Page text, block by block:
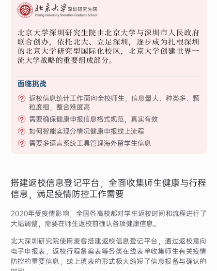
北京大学深圳研究生院由北京大学与深圳市人民政府
联合创办，依托北大、立足深圳，逐步成为扎根深圳
的北京大学研究型国际化校区，北京大学创建世界一
流大学战略的重要组成部分。
面临挑战
返校信息统计工作面向全校师生，信息量大、种类多、颗
粒度细，整合难度高
需要确保健康申报信息格式规范，真实有效
如何智能实现分情况健康申报线上流程
需要多语言系统工具管理海外留学生信息
搭建返校信息登记平台，全面收集师生健康与行程
信息，满足疫情防控工作需要
2020年受疫情影响，全国各高校都对学生返校时间和流程进行了
大幅调整，需要在师生返校前确认各项健康信息。
北大深圳研究院使用麦客搭建返校信息登记平台，通过返校意向
电子申报表，返校行程备案表等各类在线表单收集师生有关疫情
防控的重要信息，线上填表的形式极大缩短了信息报备与确认的